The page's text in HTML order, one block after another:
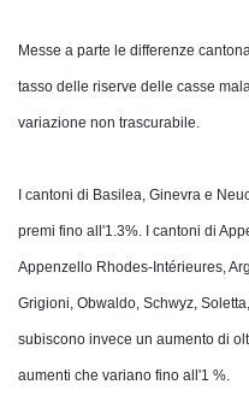
Messe a parte le differenze
tasso delle riserve delle casse
variazione non trascurabile.
I cantoni di Basilea, Ginevra e
premi fino all'1.3%. I cantoni di
Appenzello Rhodes-Intérieures,
Grigioni, Obwaldo, Schwyz,
subiscono invece un aumento di
aumenti che variano fino all'1 %.